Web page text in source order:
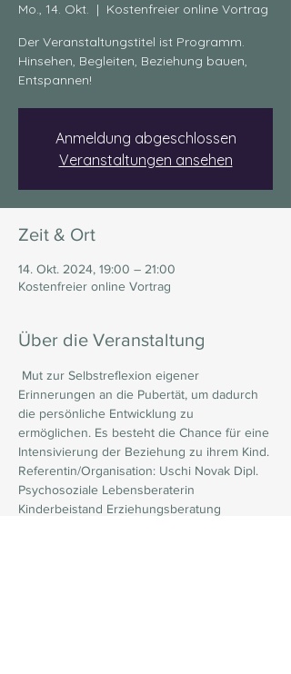
Mo., 14. Okt.
  |
Kostenfreier online Vortrag
Der Veranstaltungstitel ist Programm.
Hinsehen, Begleiten, Beziehung bauen,
Entspannen!
Anmeldung abgeschlossen
Veranstaltungen ansehen
Zeit & Ort
14. Okt. 2024, 19:00 – 21:00
Kostenfreier online Vortrag
Über die Veranstaltung
Mut zur Selbstreflexion eigener
Erinnerungen an die Pubertät, um dadurch
die persönliche Entwicklung zu
ermöglichen. Es besteht die Chance für eine
Intensivierung der Beziehung zu ihrem Kind.
Referentin/Organisation: Uschi Novak Dipl.
Psychosoziale Lebensberaterin
Kinderbeistand Erziehungsberatung